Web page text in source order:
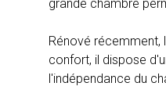
grande chambre
Rénové récemment,
confort, il dispose
l'indépendance du